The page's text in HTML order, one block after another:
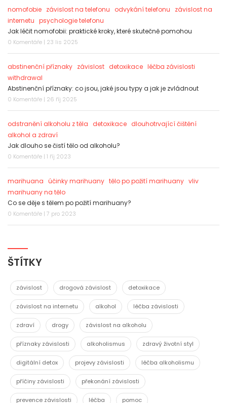
nomofobie závislost na telefonu odvykání telefonu
závislost na
internetu psychologie telefonu
Jak léčit nomofobii: praktické kroky, které skutečně pomohou
0 Komentáře | 23 lis 2025
abstinenční příznaky závislost detoxikace léčba závislosti
withdrawal
Abstinenční příznaky: co jsou, jaké jsou typy a jak je zvládnout
0 Komentáře | 26 říj 2025
odstranění alkoholu z těla detoxikace dlouhotrvající čištění
alkohol a zdraví
Jak dlouho se čistí tělo od alkoholu?
0 Komentáře | 1 říj 2023
marihuana účinky marihuany tělo po požití marihuany vliv
marihuany na tělo
Co se děje s tělem po požití marihuany?
0 Komentáře | 7 pro 2023
ŠTÍTKY
závislost drogová závislost detoxikace
závislost na internetu alkohol léčba závislosti
zdraví drogy závislost na alkoholu
příznaky závislosti alkoholismus zdravý životní styl
digitální detox projevy závislosti léčba alkoholismu
příčiny závislosti překonání závislosti
prevence závislosti léčba pomoc